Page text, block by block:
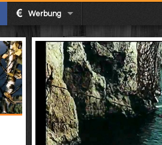
Werbung